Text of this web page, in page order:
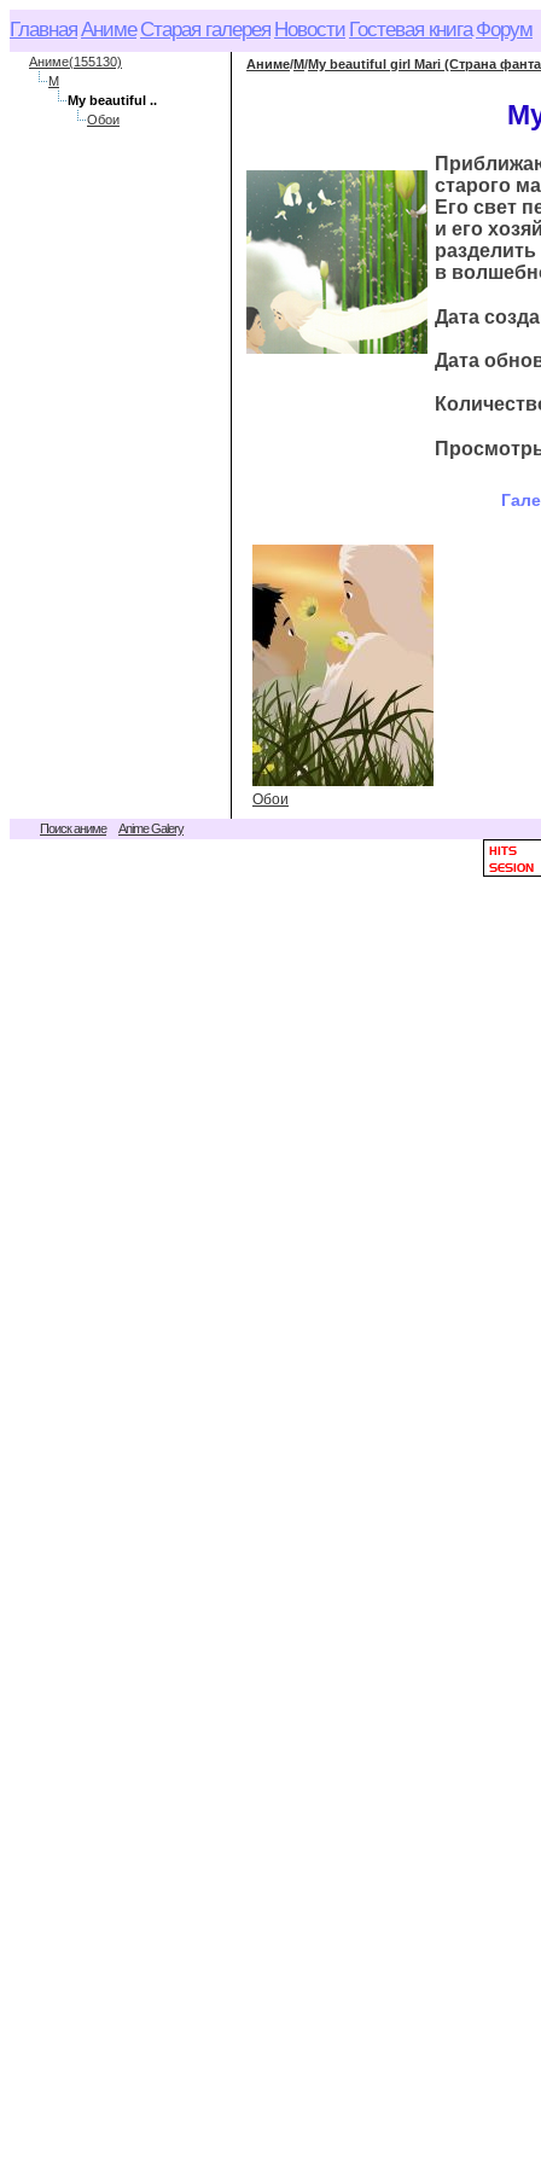
ГлавнаяАниме Старая галерея Новости Гостевая книга Форум
Аниме(155130)
M
My beautiful ..
Обои
Аниме/M/My beautiful girl Mari (Страна
старого
Его свет
и его
в
Дата
Дата
Обои
Поиск аниме Anime Galery